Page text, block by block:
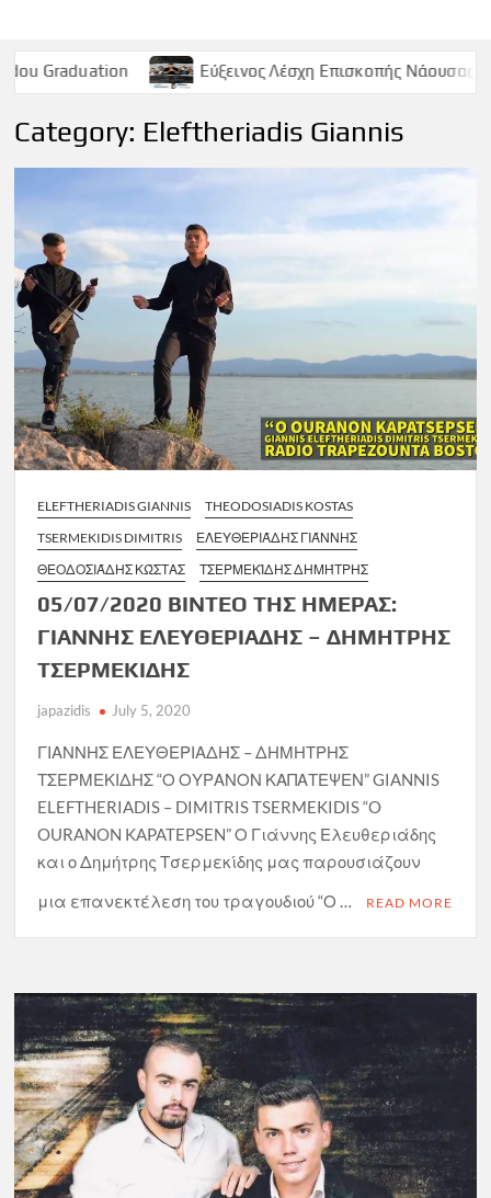
Εύξεινος Λέσχη Επισκοπής Νάουσας – Παρασκευή 9
Category: Eleftheriadis Giannis
ELEFTHERIADIS GIANNIS
THEODOSIADIS KOSTAS
TSERMEKIDIS DIMITRIS
ΕΛΕΥΘΕΡΙΆΔΗΣ ΓΙΆΝΝΗΣ
ΘΕΟΔΟΣΙΆΔΗΣ ΚΏΣΤΑΣ
ΤΣΕΡΜΕΚΊΔΗΣ ΔΗΜΉΤΡΗΣ
05/07/2020 ΒΙΝΤΕΟ ΤΗΣ ΗΜΕΡΑΣ:
ΓΙΑΝΝΗΣ ΕΛΕΥΘΕΡΙΑΔΗΣ – ΔΗΜΗΤΡΗΣ
ΤΣΕΡΜΕΚΙΔΗΣ
japazidis July 5, 2020
ΓΙΑΝΝΗΣ ΕΛΕΥΘΕΡΙΑΔΗΣ – ΔΗΜΗΤΡΗΣ
ΤΣΕΡΜΕΚΙΔΗΣ “Ο ΟΥΡΑΝΟΝ ΚΑΠΑΤΕΨΕΝ” GIANNIS
ELEFTHERIADIS – DIMITRIS TSERMEKIDIS “O
OURANON KAPATEPSEN” Ο Γιάννης Ελευθεριάδης
και ο Δημήτρης Τσερμεκίδης μας παρουσιάζουν
μια επανεκτέλεση του τραγουδιού “Ο …
READ MORE